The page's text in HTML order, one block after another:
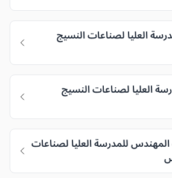
العليا لصناعات النسيج
العليا لصناعات النسيج
للمدرسة العليا لصناعات